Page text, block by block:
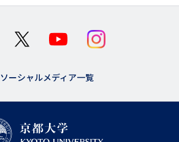
ソーシャルメディア一覧